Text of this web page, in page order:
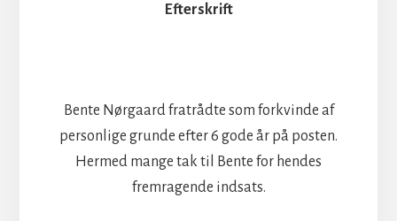
Efterskrift
Bente Nørgaard fratrådte som forkvinde af
personlige grunde efter 6 gode år på posten.
Hermed mange tak til Bente for hendes
fremragende indsats.